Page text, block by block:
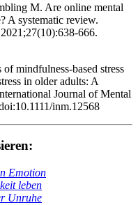
M. Are online mental
A systematic review.
666.
mindfulness‐based stress
in older adults: A
Journal of Mental
inm.12568
Emo­tion
leben
Unruhe